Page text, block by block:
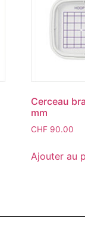
Cerceau
mm
CHF 90.00
Ajouter au